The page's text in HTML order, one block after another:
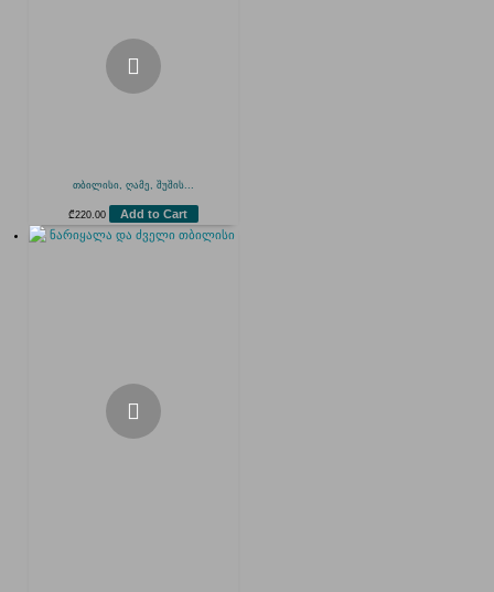
თბილისი, ღამე, შუშის...
₾220.00 Add to Cart